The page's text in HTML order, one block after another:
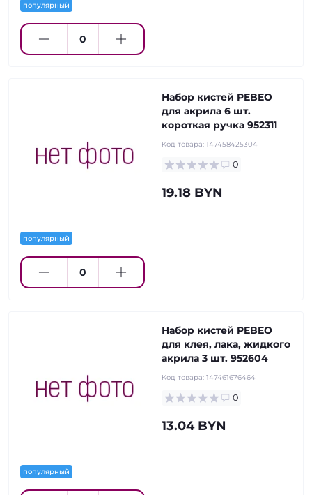
популярный
популярный
Набор кистей PEBEO
для акрила 6 шт.
короткая ручка 952311
Код товара: 147458425304
0
19.18 BYN
популярный
Набор кистей PEBEO
для клея, лака, жидкого
акрила 3 шт. 952604
Код товара: 147461676464
0
13.04 BYN